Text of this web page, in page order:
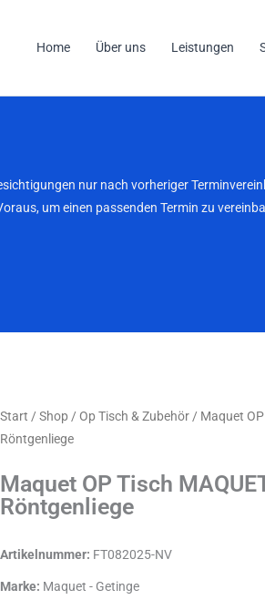
Home Über uns Leistungen
nur nach vorheriger
um einen passenden Termin zu
Start / Shop / Op Tisch & Zubehör / Maquet
Röntgenliege
Maquet OP Tisch
Röntgenliege
Artikelnummer: FT082025-NV
Marke: Maquet - Getinge